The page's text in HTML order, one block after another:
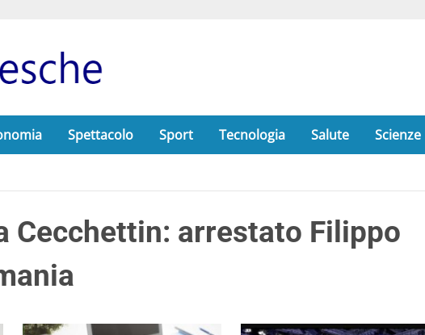
Spettacolo Sport Tecnologia Salute Scienze
Cecchettin: arrestato Filippo